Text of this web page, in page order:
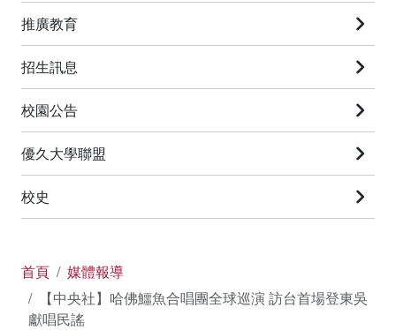
推廣教育
招生訊息
校園公告
優久大學聯盟
校史
首頁
媒體報導
【中央社】哈佛鱷魚合唱團全球巡演 訪台首場登東吳
獻唱民謠